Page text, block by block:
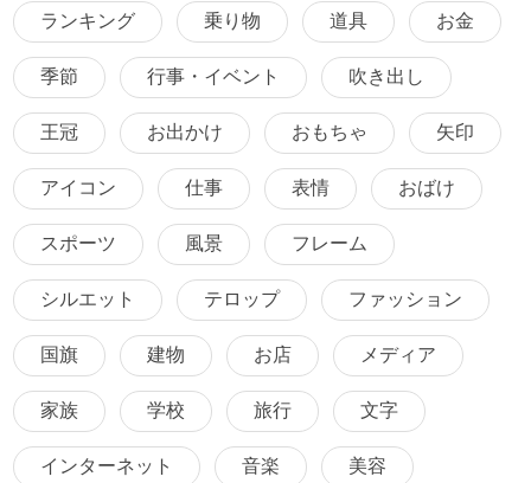
ランキング 乗り物 道具 お金
季節 行事・イベント 吹き出し
王冠 お出かけ おもちゃ 矢印
アイコン 仕事 表情 おばけ
スポーツ 風景 フレーム
シルエット テロップ ファッション
国旗 建物 お店 メディア
家族 学校 旅行 文字
インターネット 音楽 美容